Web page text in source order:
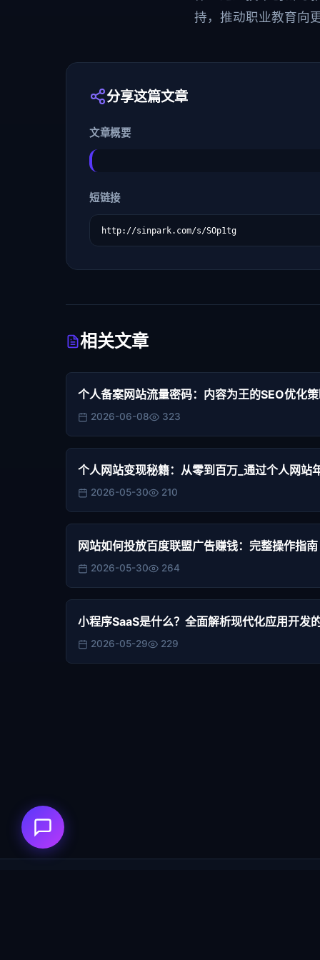
持，推动职业教育向
分享这篇文章
文章概要
短链接
相关文章
个人备案网站流量密码：内容为王的SEO优化
2026-06-08 323
个人网站变现秘籍：从零到百万_通过个人网站
2026-05-30 210
网站如何投放百度联盟广告赚钱：完整操作指南
2026-05-30 264
小程序SaaS是什么？全面解析现代化应用开发
2026-05-29 229